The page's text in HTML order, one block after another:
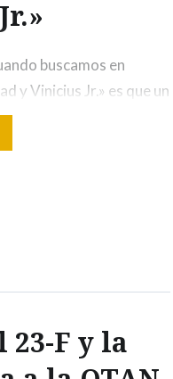
buscamos en
y Vinicius Jr.» es que un
hecho eco de las
gobierno de Lula da
23-F y la